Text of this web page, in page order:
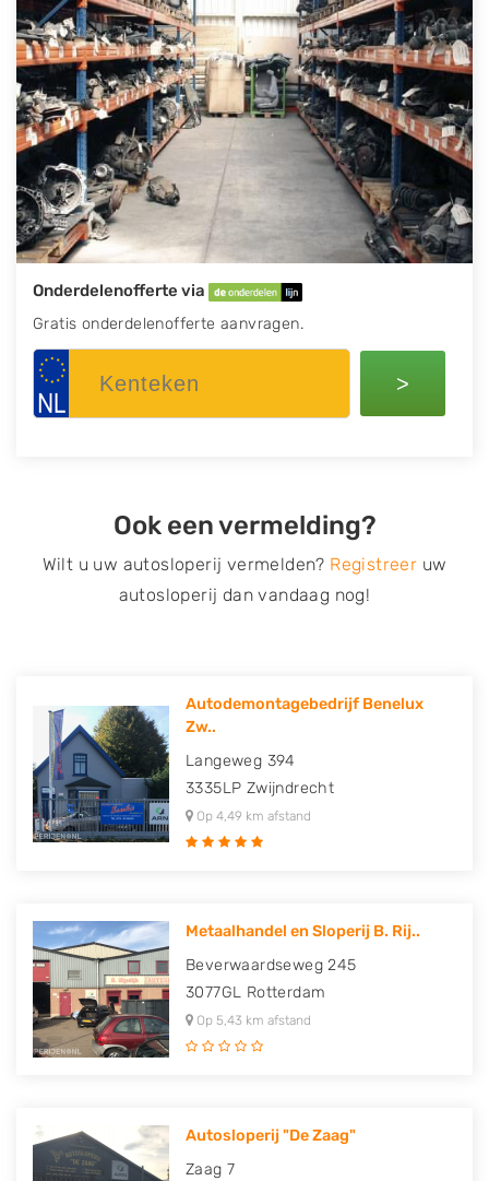
Onderdelenofferte via
Gratis onderdelenofferte aanvragen.
>
Ook een vermelding?
Wilt u uw autosloperij vermelden? Registreer uw
autosloperij dan vandaag nog!
Autodemontagebedrijf Benelux
Zw..
Langeweg 394
3335LP Zwijndrecht
Op 4,49 km afstand
Metaalhandel en Sloperij B. Rij..
Beverwaardseweg 245
3077GL Rotterdam
Op 5,43 km afstand
Autosloperij "De Zaag"
Zaag 7